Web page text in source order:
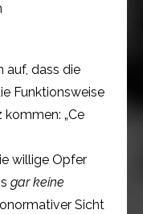
auf, dass die
Funktionsweise
„Ce
willige Opfer
gar keine
Sicht